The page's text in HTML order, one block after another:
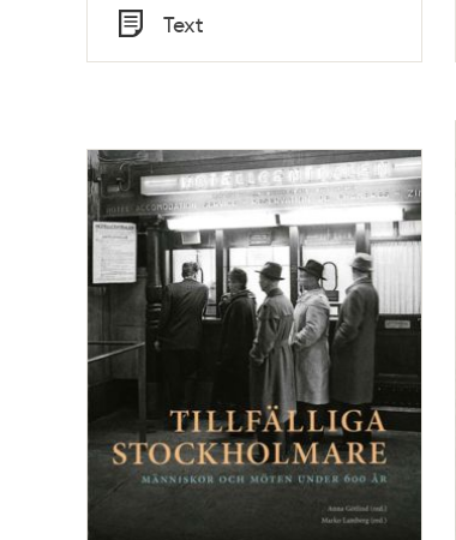
Tid
Typ
Text